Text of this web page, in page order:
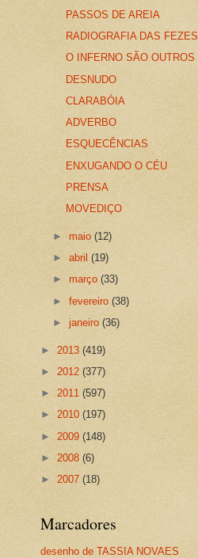
PASSOS DE AREIA
RADIOGRAFIA DAS FEZES
O INFERNO SÃO OUTROS
DESNUDO
CLARABÓIA
ADVERBO
ESQUECÊNCIAS
ENXUGANDO O CÉU
PRENSA
MOVEDIÇO
► maio(12)
►abril(19)
►março(33)
►fevereiro(38)
►janeiro(36)
► 2013 (419)
► 2012 (377)
► 2011 (597)
► 2010 (197)
► 2009 (148)
► 2008 (6)
► 2007 (18)
Marcadores
desenho de TASSIA NOVAES